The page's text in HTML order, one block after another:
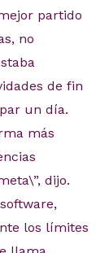
partido
no
de fin
un día.
más
dijo.
los límites